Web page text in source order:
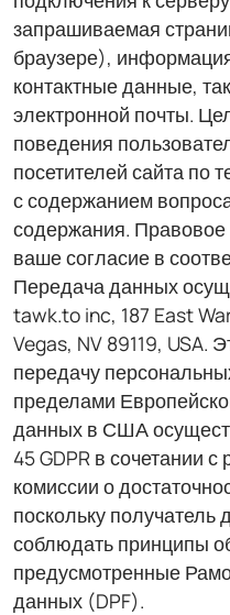
запрашиваемая
браузере),
контактные данные,
электронной почты.
поведения
посетителей сайта по
с содержанием
содержания. Правовое
ваше согласие в
Передача данных
tawk.to inc, 187 East
Vegas, NV 89119, USA.
передачу
пределами
данных в США
45 GDPR в сочетании
комиссии о
поскольку получатель
соблюдать принципы
предусмотренные
данных (DPF).